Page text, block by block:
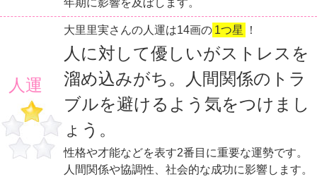
人運
大里里実さんの人運は14画の 1つ星 ！
人に対して優しいがストレスを
溜め込みがち。人間関係のトラ
ブルを避けるよう気をつけまし
ょう。
性格や才能などを表す2番目に重要な運勢です。
人間関係や協調性、社会的な成功に影響します。